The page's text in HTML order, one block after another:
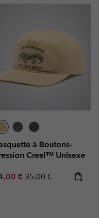
à Boutons-
Creel™ Unisexe
price:
€ Regular price:
35,00 €